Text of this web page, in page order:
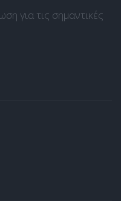
για τις σημαντικές